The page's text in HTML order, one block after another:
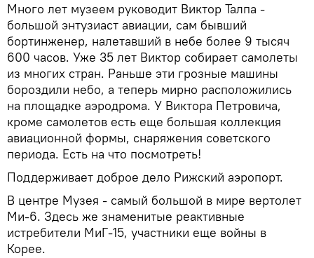
Много лет музеем руководит Виктор Талпа -
большой энтузиаст авиации, сам бывший
бортинженер, налетавший в небе более 9 тысяч
600 часов. Уже 35 лет Виктор собирает самолеты
из многих стран. Раньше эти грозные машины
бороздили небо, а теперь мирно расположились
на площадке аэродрома. У Виктора Петровича,
кроме самолетов есть еще большая коллекция
авиационной формы, снаряжения советского
периода. Есть на что посмотреть!
Поддерживает доброе дело Рижский аэропорт.
В центре Музея - самый большой в мире вертолет
Ми-6. Здесь же знаменитые реактивные
истребители МиГ-15, участники еще войны в
Корее.